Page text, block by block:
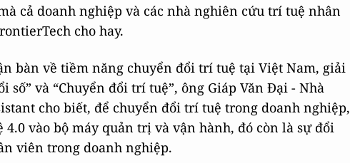
cả doanh nghiệp và các nhà nghiên cứu trí tuệ nhân
cho hay.
bàn về tiềm năng chuyển đổi trí tuệ tại Việt Nam, giải
số” và “Chuyển đổi trí tuệ”, ông Giáp Văn Đại - Nhà
cho biết, để chuyển đổi trí tuệ trong doanh nghiệp,
vào bộ máy quản trị và vận hành, đó còn là sự đổi
viên trong doanh nghiệp.